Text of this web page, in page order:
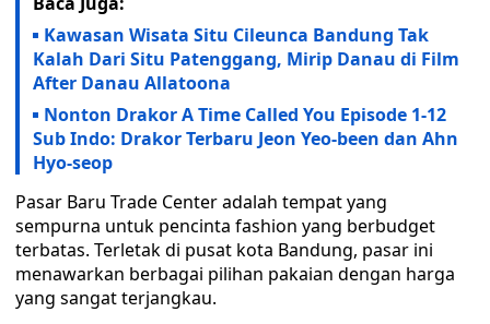
Kawasan Wisata Situ Cileunca Bandung Tak
Kalah Dari Situ Patenggang, Mirip Danau di Film
After Danau Allatoona
Nonton Drakor A Time Called You Episode 1-12
Sub Indo: Drakor Terbaru Jeon Yeo-been dan Ahn
Hyo-seop
Pasar Baru Trade Center adalah tempat yang
sempurna untuk pencinta fashion yang berbudget
terbatas. Terletak di pusat kota Bandung, pasar ini
menawarkan berbagai pilihan pakaian dengan harga
yang sangat terjangkau.